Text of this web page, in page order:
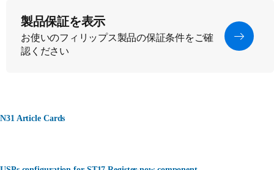
製品保証を表示
お使いのフィリップス製品の保証条件をご確
認ください
N31 Article Cards